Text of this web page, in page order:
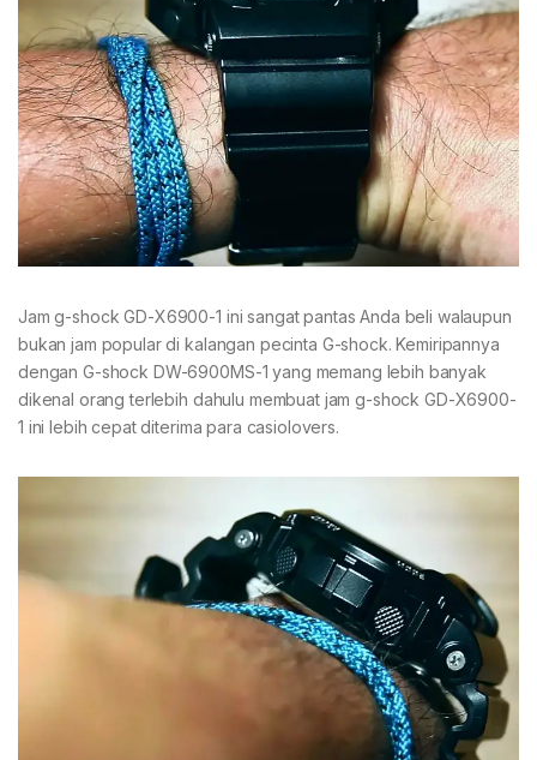
Jam g-shock GD-X6900-1 ini sangat pantas Anda beli walaupun
bukan jam popular di kalangan pecinta G-shock. Kemiripannya
dengan G-shock DW-6900MS-1 yang memang lebih banyak
dikenal orang terlebih dahulu membuat jam g-shock GD-X6900-
1 ini lebih cepat diterima para casiolovers.